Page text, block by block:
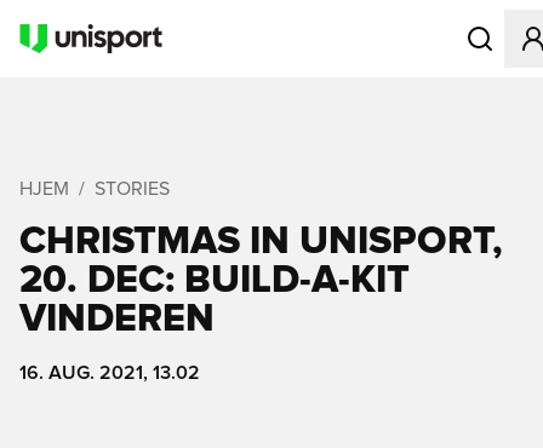
Åbner
HJEM STORIES
CHRISTMAS IN UNISPORT,
20. DEC: BUILD-A-KIT
VINDEREN
16. AUG. 2021, 13.02